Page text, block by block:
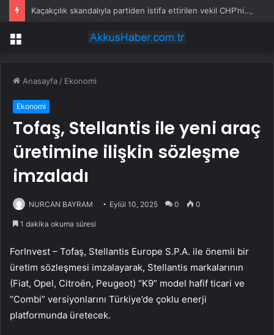
Kaçakçılık skandalıyla partiden istifa ettirilen vekil CHP’nin ilk transferi oldu
Menü
Anasayfa / Ekonomi
Ekonomi
Tofaş, Stellantis ile yeni araç
üretimine ilişkin sözleşme
imzaladı
NURCAN BAYRAM Eylül 10, 2025 0 0
1 dakika okuma süresi
ForInvest – Tofaş, Stellantis Europe S.P.A. ile önemli bir
üretim sözleşmesi imzalayarak, Stellantis markalarının
(Fiat, Opel, Citroën, Peugeot) “K9” model hafif ticari ve
“Combi” versiyonlarını Türkiye’de çoklu enerji
platformunda üretecek.